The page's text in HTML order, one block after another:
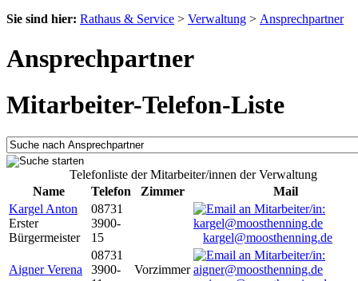
Sie sind hier: Rathaus & Service > Verwaltung > Ansprechpartner
Ansprechpartner
Mitarbeiter-Telefon-Liste
Telefonliste der Mitarbeiter/innen der Verwaltung
Name
Telefon Zimmer
Mail
Kargel Anton
Erster
Bürgermeister
08731
3900-
15
kargel@moosthenning.de
Aigner Verena
08731
3900-
Vorzimmer